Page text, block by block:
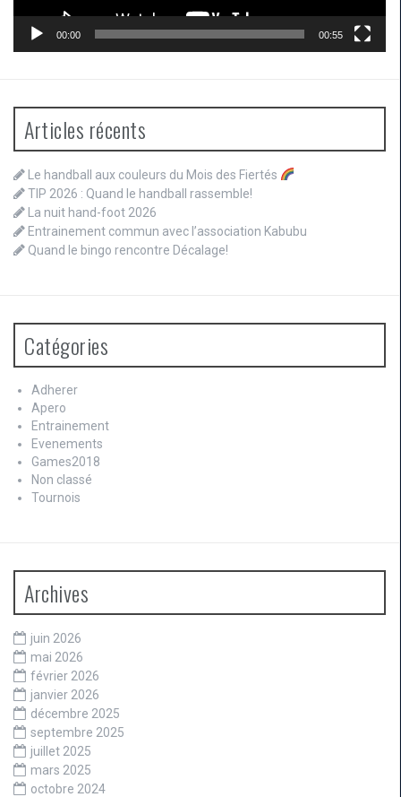
00:00 00:55
Articles récents
Le handball aux couleurs du Mois des Fiertés
TIP 2026 : Quand le handball rassemble!
La nuit hand-foot 2026
Entrainement commun avec l’association Kabubu
Quand le bingo rencontre Décalage!
Catégories
Adherer
Apero
Entrainement
Evenements
Games2018
Non classé
Tournois
Archives
juin 2026
mai 2026
février 2026
janvier 2026
décembre 2025
septembre 2025
juillet 2025
mars 2025
octobre 2024